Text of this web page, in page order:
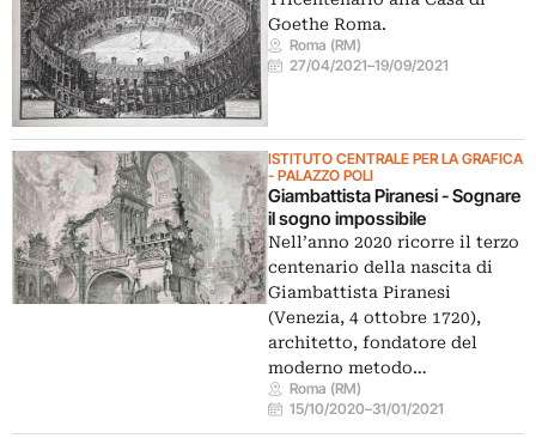
Goethe Roma.
Roma (RM)
27/04/2021–19/09/2021
ISTITUTO CENTRALE PER LA GRAFICA
- PALAZZO POLI
Giambattista Piranesi - Sognare
il sogno impossibile
Nell’anno 2020 ricorre il terzo
centenario della nascita di
Giambattista Piranesi
(Venezia, 4 ottobre 1720),
architetto, fondatore del
moderno metodo…
Roma (RM)
15/10/2020–31/01/2021